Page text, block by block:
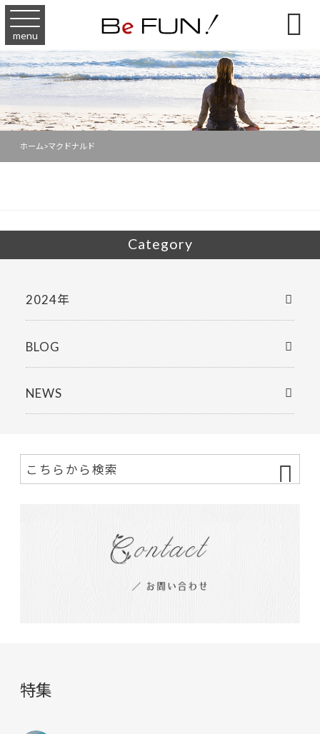
menu 
ホーム >マクドナルド
Category
2024年
BLOG
NEWS
特集